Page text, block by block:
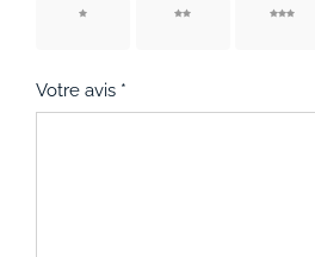
1 étoile
2 étoiles
3 étoiles
Votre avis *